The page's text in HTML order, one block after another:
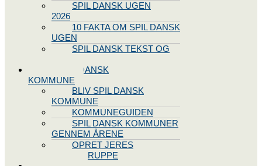
SPIL DANSK UGEN
2026
10 FAKTA OM SPIL DANSK
UGEN
SPIL DANSK TEKST OG
BLIV SPIL DANSK
KOMMUNE
BLIV SPIL DANSK
KOMMUNE
KOMMUNEGUIDEN
SPIL DANSK KOMMUNER
GENNEM ÅRENE
OPRET JERES
STYREGRUPPE